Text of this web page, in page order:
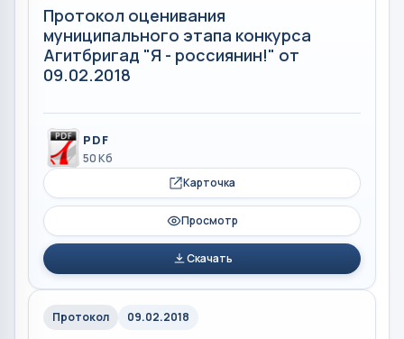
Протокол оценивания
муниципального этапа конкурса
Агитбригад "Я - россиянин!" от
09.02.2018
PDF
50 Кб
Карточка
Просмотр
Скачать
Протокол 09.02.2018